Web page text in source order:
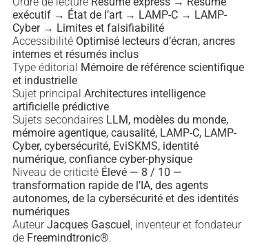
exécutif → État de l’art → LAMP-C → LAMP-
Cyber → Limites et falsifiabilité
Accessibilité Optimisé lecteurs d’écran, ancres
internes et résumés inclus
Type éditorial Mémoire de référence scientifique
et industrielle
Sujet principal Architectures intelligence
artificielle prédictive
Sujets secondaires LLM, modèles du monde,
mémoire agentique, causalité, LAMP-C, LAMP-
Cyber, cybersécurité, EviSKMS, identité
numérique, confiance cyber-physique
Niveau de criticité Élevé — 8 / 10 —
transformation rapide de l’IA, des agents
autonomes, de la cybersécurité et des identités
numériques
AuteurJacques Gascuel, inventeur et fondateur
de Freemindtronic®.